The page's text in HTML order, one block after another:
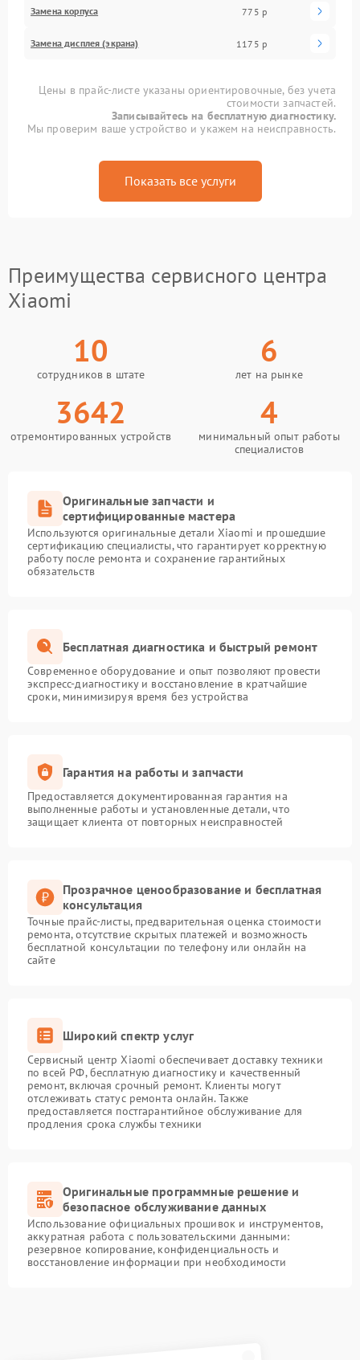
Замена корпуса 775 р
Замена дисплея (экрана) 1175 р
Цены в прайс-листе указаны ориентировочные, без учета
стоимости запчастей.
Записывайтесь на бесплатную диагностику.
Мы проверим ваше устройство и укажем на неисправность.
Показать все услуги
Преимущества сервисного центра
Xiaomi
10
сотрудников в штате
6
лет на рынке
3642
отремонтированных устройств
4
минимальный опыт работы
специалистов
Оригинальные запчасти и
сертифицированные мастера
Используются оригинальные детали Xiaomi и прошедшие
сертификацию специалисты, что гарантирует корректную
работу после ремонта и сохранение гарантийных
обязательств
Бесплатная диагностика и быстрый ремонт
Современное оборудование и опыт позволяют провести
экспресс-диагностику и восстановление в кратчайшие
сроки, минимизируя время без устройства
Гарантия на работы и запчасти
Предоставляется документированная гарантия на
выполненные работы и установленные детали, что
защищает клиента от повторных неисправностей
Прозрачное ценообразование и бесплатная
консультация
Точные прайс-листы, предварительная оценка стоимости
ремонта, отсутствие скрытых платежей и возможность
бесплатной консультации по телефону или онлайн на
сайте
Широкий спектр услуг
Сервисный центр Xiaomi обеспечивает доставку техники
по всей РФ, бесплатную диагностику и качественный
ремонт, включая срочный ремонт. Клиенты могут
отслеживать статус ремонта онлайн. Также
предоставляется постгарантийное обслуживание для
продления срока службы техники
Оригинальные программные решение и
безопасное обслуживание данных
Использование официальных прошивок и инструментов,
аккуратная работа с пользовательскими данными:
резервное копирование, конфиденциальность и
восстановление информации при необходимости